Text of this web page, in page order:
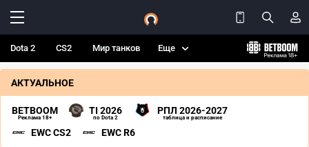
Dota 2 CS2 Мир танков Еще
АКТУАЛЬНОЕ
BETBOOM
Реклама 18+
TI 2026
по Dota 2
РПЛ 2026-2027
таблица и расписание
EWC CS2 EWC R6